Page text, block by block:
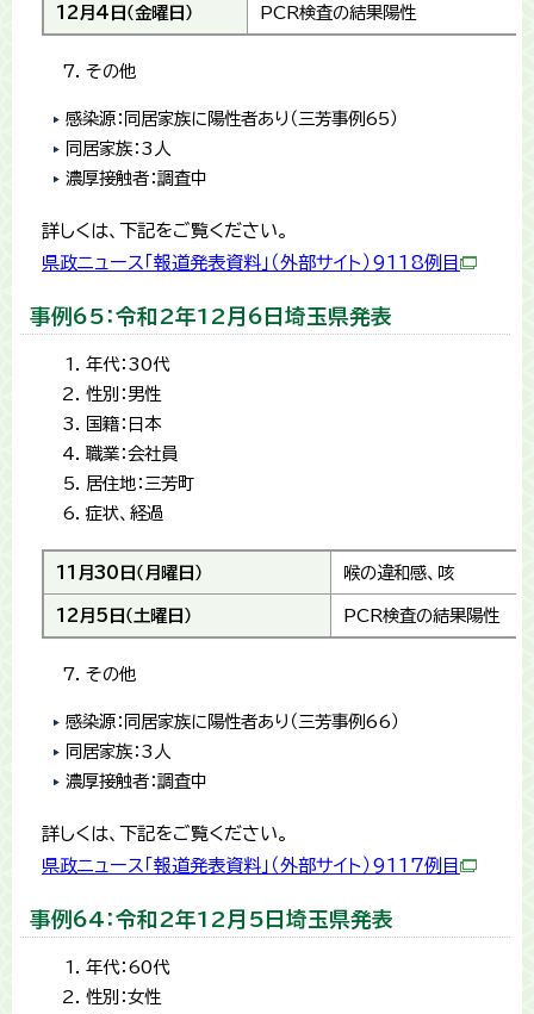
12月4日（金曜日） PCR検査の結果陽性
その他
感染源：同居家族に陽性者あり（三芳事例65）
同居家族：3人
濃厚接触者：調査中
詳しくは、下記をご覧ください。
県政ニュース「報道発表資料」（外部サイト）9118例目
事例65：令和2年12月6日埼玉県発表
年代：30代
性別：男性
国籍：日本
職業：会社員
居住地：三芳町
症状、経過
11月30日（月曜日） 喉の違和感、咳
12月5日（土曜日） PCR検査の結果陽性
その他
感染源：同居家族に陽性者あり（三芳事例66）
同居家族：3人
濃厚接触者：調査中
詳しくは、下記をご覧ください。
県政ニュース「報道発表資料」（外部サイト）9117例目
事例64：令和2年12月5日埼玉県発表
年代：60代
性別：女性